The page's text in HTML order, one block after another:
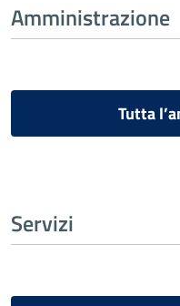
Amministrazione
Tutta
Servizi